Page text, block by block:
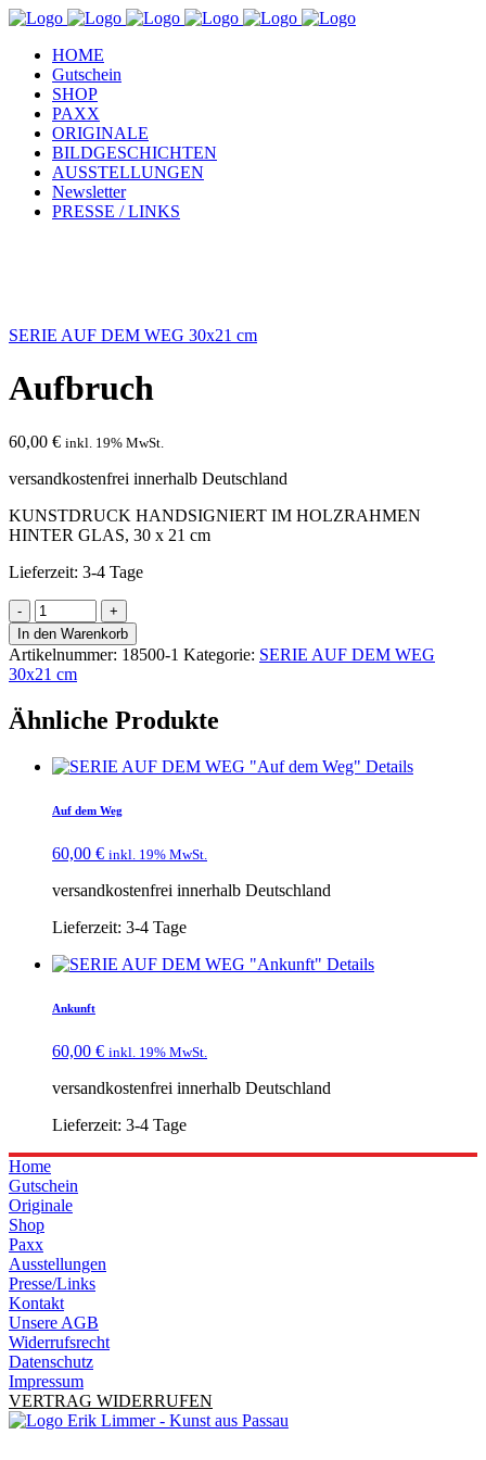
HOME
Gutschein
SHOP
PAXX
ORIGINALE
BILDGESCHICHTEN
AUSSTELLUNGEN
Newsletter
PRESSE / LINKS
SERIE AUF DEM WEG 30x21 cm
Aufbruch
60,00 € inkl. 19% MwSt.
versandkostenfrei innerhalb Deutschland
KUNSTDRUCK HANDSIGNIERT IM HOLZRAHMEN
HINTER GLAS, 30 x 21 cm
Lieferzeit: 3-4 Tage
In den Warenkorb
Artikelnummer: 18500-1 Kategorie: SERIE AUF DEM WEG
30x21 cm
Ähnliche Produkte
Details
Auf dem Weg
60,00 € inkl. 19% MwSt.
versandkostenfrei innerhalb Deutschland
Lieferzeit: 3-4 Tage
Details
Ankunft
60,00 € inkl. 19% MwSt.
versandkostenfrei innerhalb Deutschland
Lieferzeit: 3-4 Tage
Home
Gutschein
Originale
Shop
Paxx
Ausstellungen
Presse/Links
Kontakt
Unsere AGB
Widerrufsrecht
Datenschutz
Impressum
VERTRAG WIDERRUFEN